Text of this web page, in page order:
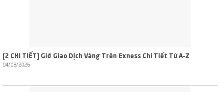
[2 CHI TIẾT] Giờ Giao Dịch Vàng Trên Exness Chi Tiết Từ A–Z
04/08/2026